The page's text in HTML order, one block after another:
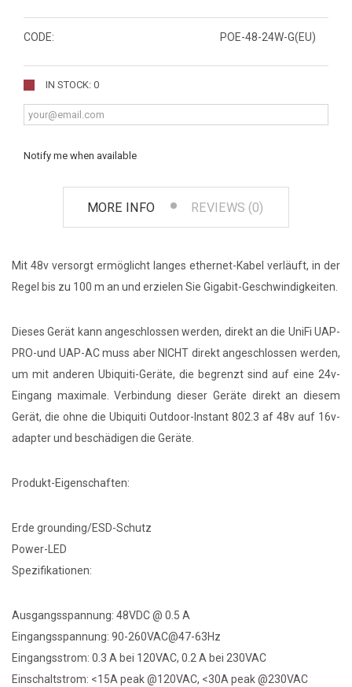
CODE: POE-48-24W-G(EU)
IN STOCK: 0
Notify me when available
MORE INFO REVIEWS (0)
Mit 48v versorgt ermöglicht langes ethernet-Kabel verläuft, in der
Regel bis zu 100 m an und erzielen Sie Gigabit-Geschwindigkeiten.
Dieses Gerät kann angeschlossen werden, direkt an die UniFi UAP-
PRO-und UAP-AC muss aber NICHT direkt angeschlossen werden,
um mit anderen Ubiquiti-Geräte, die begrenzt sind auf eine 24v-
Eingang maximale. Verbindung dieser Geräte direkt an diesem
Gerät, die ohne die Ubiquiti Outdoor-Instant 802.3 af 48v auf 16v-
adapter und beschädigen die Geräte.
Produkt-Eigenschaften:
Erde grounding/ESD-Schutz
Power-LED
Spezifikationen:
Ausgangsspannung: 48VDC @ 0.5 A
Eingangsspannung: 90-260VAC@47-63Hz
Eingangsstrom: 0.3 A bei 120VAC, 0.2 A bei 230VAC
Einschaltstrom: <15A peak @120VAC, <30A peak @230VAC